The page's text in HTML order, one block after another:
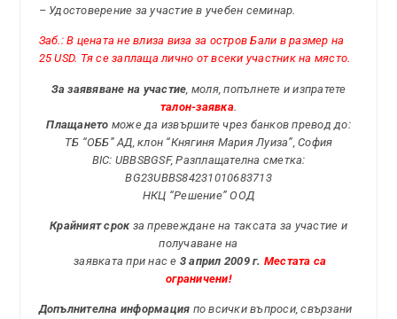
– Удостоверение за участие в учебен семинар.
Заб.: В цената не влиза виза за остров Бали в размер на
25 USD. Тя се заплаща лично от всеки участник на място.
За заявяване на участие , моля, попълнете и изпратете
талон-заявка.
Плащането може да извършите чрез банков превод до:
ТБ “ОББ” АД, клон “Княгиня Мария Луиза”, София
BIC: UBBSBGSF, Разплащателна сметка:
BG23UBBS84231010683713
НКЦ “Решение” ООД
Крайният срокза превеждане на таксата за участие и
получаване на
заявката при нас e 3 април 2009 г. Местата са
ограничени!
Допълнителна информация по всички въпроси, свързани